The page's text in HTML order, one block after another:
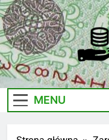
Skip
to
content
MENU